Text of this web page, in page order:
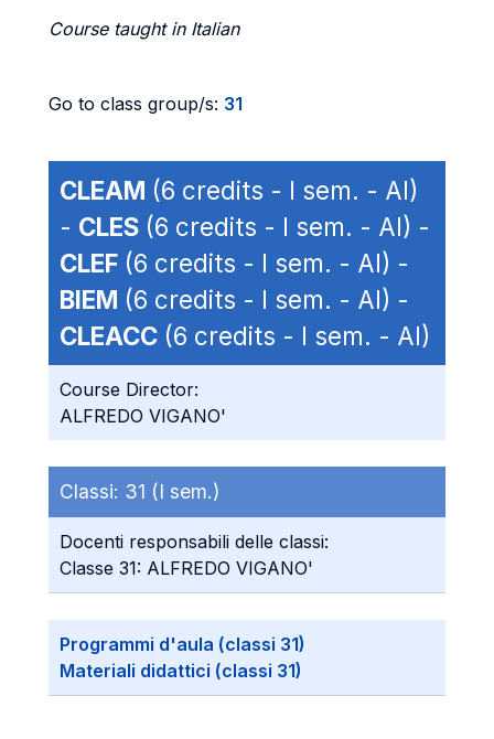
Course taught in Italian
Go to class group/s: 31
CLEAM (6 credits - I sem. - AI)
- CLES (6 credits - I sem. - AI) -
CLEF (6 credits - I sem. - AI) -
BIEM (6 credits - I sem. - AI) -
CLEACC (6 credits - I sem. - AI)
Course Director:
ALFREDO VIGANO'
Classi: 31 (I sem.)
Docenti responsabili delle classi:
Classe 31: ALFREDO VIGANO'
Programmi d'aula (classi 31)
Materiali didattici (classi 31)